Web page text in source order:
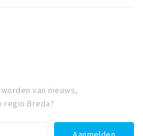
van nieuws,
regio Breda?